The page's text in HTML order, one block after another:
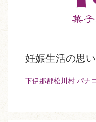
妊娠生活の思
下伊那郡松川村 パナ